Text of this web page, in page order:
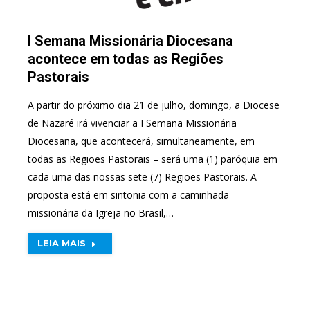
I Semana Missionária Diocesana
acontece em todas as Regiões
Pastorais
A partir do próximo dia 21 de julho, domingo, a Diocese
de Nazaré irá vivenciar a I Semana Missionária
Diocesana, que acontecerá, simultaneamente, em
todas as Regiões Pastorais – será uma (1) paróquia em
cada uma das nossas sete (7) Regiões Pastorais. A
proposta está em sintonia com a caminhada
missionária da Igreja no Brasil,…
LEIA MAIS